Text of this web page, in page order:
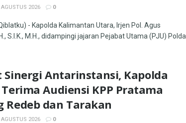
AGUSTUS 2026 0
- Kapolda Kalimantan Utara, Irjen Pol. Agus
S.I.K., M.H., didampingi jajaran Pejabat Utama (PJU) Polda
Sinergi Antarinstansi, Kapolda
Audiensi KPP Pratama
Redeb dan Tarakan
AGUSTUS 2026 0